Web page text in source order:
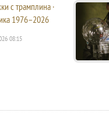
с трамплина ·
1976–2026
08:15